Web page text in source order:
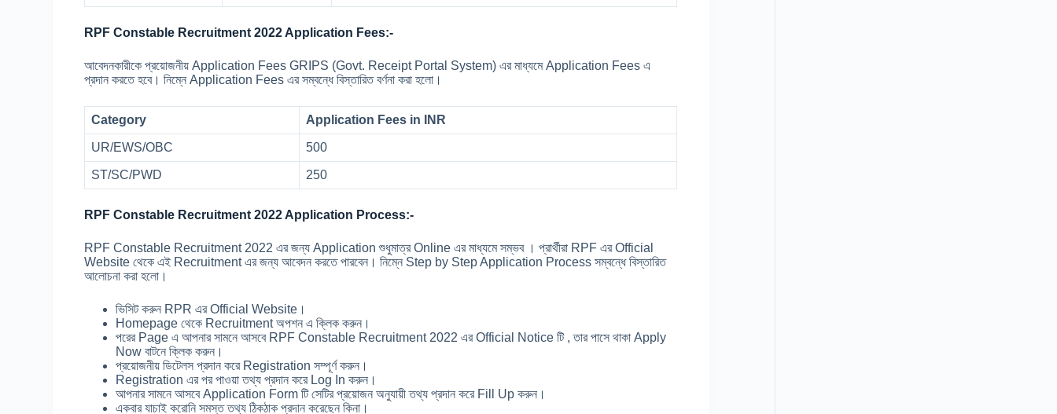
RPF Constable Recruitment 2022 Application Fees:-
আবেদনকারীকে প্রয়োজনীয় Application Fees GRIPS (Govt. Receipt Portal System) এর মাধ্যমে Application Fees এ
প্রদান করতে হবে। নিম্নে Application Fees এর সম্বন্ধে বিস্তারিত বর্ণনা করা হলো।
Category Application Fees in INR
UR/EWS/OBC 500
ST/SC/PWD 250
RPF Constable Recruitment 2022 Application Process:-
RPF Constable Recruitment 2022 এর জন্য Application শুধুমাত্র Online এর মাধ্যমে সম্ভব । প্রার্থীরা RPF এর Official
Website থেকে এই Recruitment এর জন্য আবেদন করতে পারবেন। নিম্নে Step by Step Application Process সম্বন্ধে বিস্তারিত
আলোচনা করা হলো।
ভিসিট করুন RPR এর Official Website।
Homepage থেকে Recruitment অপশন এ ক্লিক করুন।
পরের Page এ আপনার সামনে আসবে RPF Constable Recruitment 2022 এর Official Notice টি , তার পাসে থাকা Apply
Now বাটনে ক্লিক করুন।
প্রয়োজনীয় ডিটেলস প্রদান করে Registration সম্পূর্ণ করুন।
Registration এর পর পাওয়া তথ্য প্রদান করে Log In করুন।
আপনার সামনে আসবে Application Form টি সেটির প্রয়োজন অনুযায়ী তথ্য প্রদান করে Fill Up করুন।
একবার যাচাই করোনি সমস্ত তথ্য ঠিকঠাক প্রদান করেছেন কিনা।